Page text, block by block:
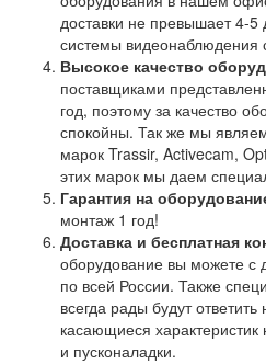
доставки не превышает 4-
системы видеонаблюдения
Высокое качество
поставщиками
год, поэтому за качество
спокойны. Так же мы
марок Trassir, Activecam,
этих марок мы даем
Гарантия на
монтаж 1 год!
Доставка и бесплатная
оборудование вы можете с
по всей России. Также
всегда рады будут
касающиеся
и пусконаладки.